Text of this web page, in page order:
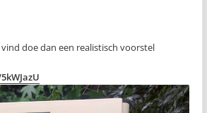
doe dan een realistisch voorstel